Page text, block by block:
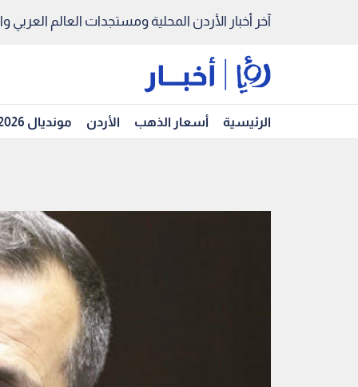
آخر أخبار الأردن المحلية ومستجدات العالم العربي
الرئيسية أسعار الذهب الأردن مونديال 2026